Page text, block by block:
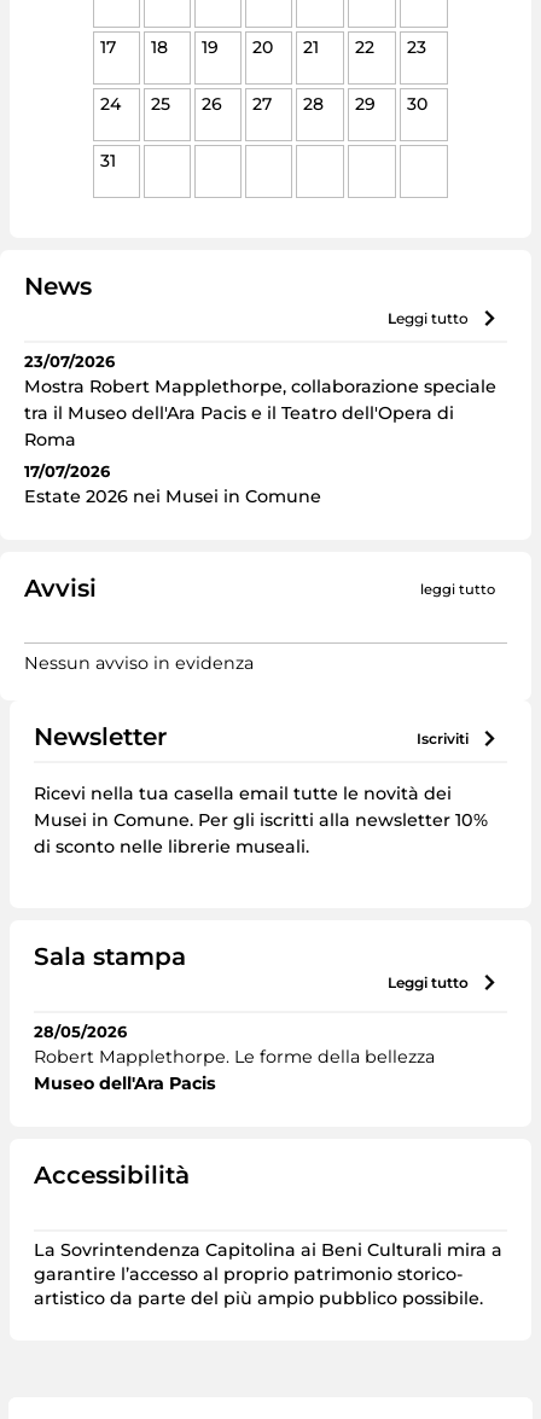
17 18 19 20 21 22 23
24 25 26 27 28 29 30
31
News
leggi tutto
23/07/2026
Mostra Robert Mapplethorpe, collaborazione speciale
tra il Museo dell'Ara Pacis e il Teatro dell'Opera di
Roma
17/07/2026
Estate 2026 nei Musei in Comune
Avvisi leggi tutto
Nessun avviso in evidenza
Newsletter iscriviti
Ricevi nella tua casella email tutte le novità dei
Musei in Comune. Per gli iscritti alla newsletter 10%
di sconto nelle librerie museali.
Sala stampa
leggi tutto
28/05/2026
Robert Mapplethorpe. Le forme della bellezza
Museo dell'Ara Pacis
Accessibilità
La Sovrintendenza Capitolina ai Beni Culturali mira a
garantire l’accesso al proprio patrimonio storico-
artistico da parte del più ampio pubblico possibile.